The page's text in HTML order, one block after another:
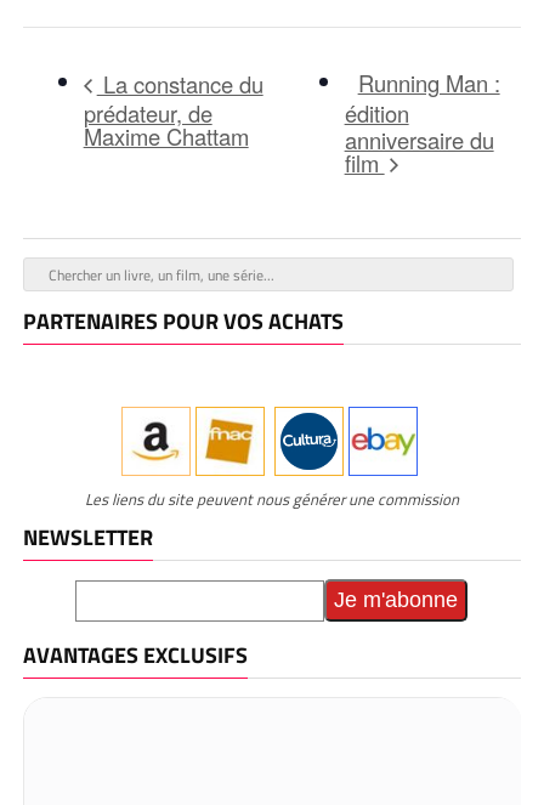
La constance du
prédateur, de
Maxime Chattam
Running Man :
édition
anniversaire du
film
PARTENAIRES POUR VOS ACHATS
Les liens du site peuvent nous générer une commission
NEWSLETTER
AVANTAGES EXCLUSIFS